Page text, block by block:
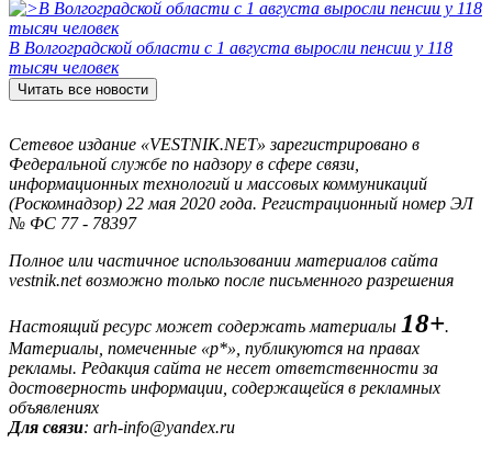
В Волгоградской области с 1 августа выросли пенсии у 118
тысяч человек
Читать все новости
Сетевое издание «VESTNIK.NET» зарегистрировано в
Федеральной службе по надзору в сфере связи,
информационных технологий и массовых коммуникаций
(Роскомнадзор) 22 мая 2020 года. Регистрационный номер ЭЛ
№ ФС 77 - 78397
Полное или частичное использовании материалов сайта
vestnik.net возможно только после письменного разрешения
Настоящий ресурс может содержать материалы 18+.
Материалы, помеченные «р*», публикуются на правах
рекламы. Редакция сайта не несет ответственности за
достоверность информации, содержащейся в рекламных
объявлениях
Для связи: arh-info@yandex.ru